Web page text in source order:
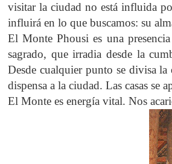
visitar la ciudad no está influida
influirá en lo que buscamos: su
El Monte Phousi es una
sagrado, que irradia desde la
Desde cualquier punto se divisa
dispensa a la ciudad. Las casas se
El Monte es energía vital. Nos